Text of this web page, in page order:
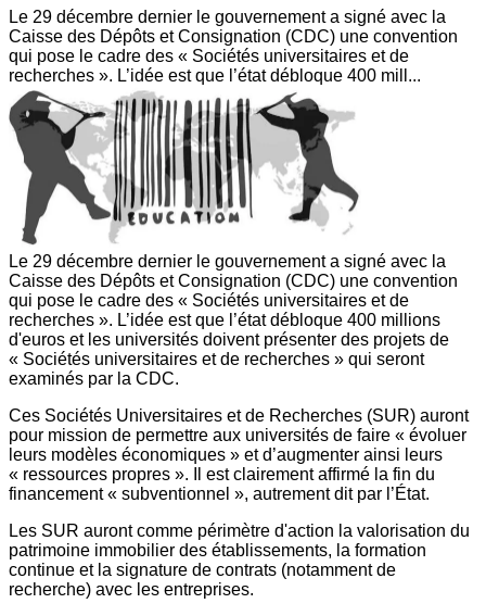
Le 29 décembre dernier le gouvernement a signé avec la
Caisse des Dépôts et Consignation (CDC) une convention
qui pose le cadre des « Sociétés universitaires et de
recherches ». L’idée est que l’état débloque 400 mill...
Le 29 décembre dernier le gouvernement a signé avec la
Caisse des Dépôts et Consignation (CDC) une convention
qui pose le cadre des « Sociétés universitaires et de
recherches ». L’idée est que l’état débloque 400 millions
d'euros et les universités doivent présenter des projets de
« Sociétés universitaires et de recherches » qui seront
examinés par la CDC.
Ces Sociétés Universitaires et de Recherches (SUR) auront
pour mission de permettre aux universités de faire « évoluer
leurs modèles économiques » et d’augmenter ainsi leurs
« ressources propres ». Il est clairement affirmé la fin du
financement « subventionnel », autrement dit par l’État.
Les SUR auront comme périmètre d'action la valorisation du
patrimoine immobilier des établissements, la formation
continue et la signature de contrats (notamment de
recherche) avec les entreprises.